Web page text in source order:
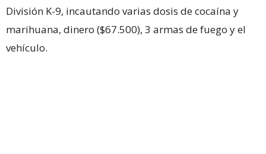
División K-9, incautando varias dosis de cocaína y
marihuana, dinero ($67.500), 3 armas de fuego y el
vehículo.